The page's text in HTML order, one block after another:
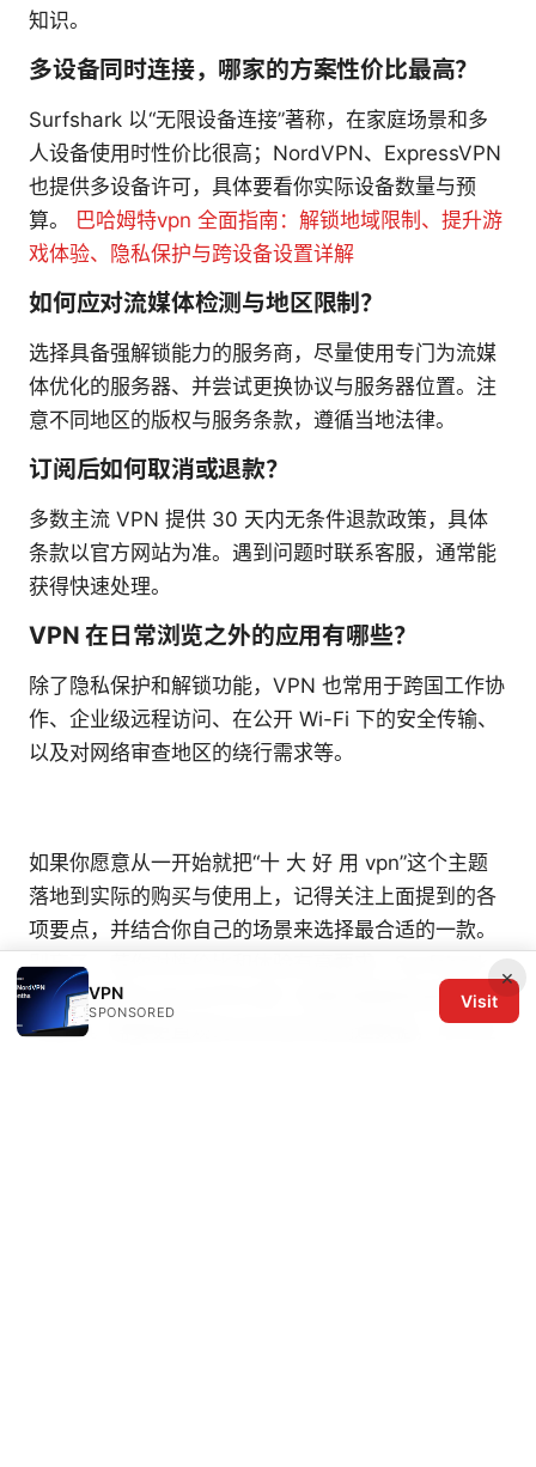
知识。
多设备同时连接，哪家的方案性价比最高？
Surfshark 以“无限设备连接”著称，在家庭场景和多
人设备使用时性价比很高；NordVPN、ExpressVPN
也提供多设备许可，具体要看你实际设备数量与预
算。
巴哈姆特vpn 全面指南：解锁地域限制、提升游
戏体验、隐私保护与跨设备设置详解
如何应对流媒体检测与地区限制？
选择具备强解锁能力的服务商，尽量使用专门为流媒
体优化的服务器、并尝试更换协议与服务器位置。注
意不同地区的版权与服务条款，遵循当地法律。
订阅后如何取消或退款？
多数主流 VPN 提供 30 天内无条件退款政策，具体
条款以官方网站为准。遇到问题时联系客服，通常能
获得快速处理。
VPN 在日常浏览之外的应用有哪些？
除了隐私保护和解锁功能，VPN 也常用于跨国工作协
作、企业级远程访问、在公开 Wi-Fi 下的安全传输、
以及对网络审查地区的绕行需求等。
如果你愿意从一开始就把“十 大 好 用 vpn”这个主题
落地到实际的购买与使用上，记得关注上面提到的各
项要点，并结合你自己的场景来选择最合适的一款。
别忘了，若你对性价比和体验有高要求，Surfshark
的无限设备与 NordVPN 的广泛服务器都是值得考虑
的选项。需要更直观的对比和实际测速数据，可以在
×
VPN
SPONSORED
Visit